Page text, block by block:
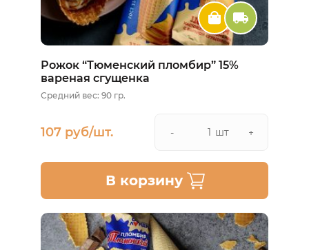
Рожок “Тюменский пломбир” 15%
вареная сгущенка
Средний вес: 90 гр.
107 руб/шт. - шт +
В корзину